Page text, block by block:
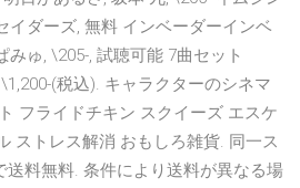
イダーズ, 無料 インベーダーインベ
みゅ, \205-, 試聴可能 7曲セット
(税込). キャラクターのシネマ
フライドチキン スクイーズ エスケ
ストレス解消 おもしろ雑貨. 同一ス
送料無料. 条件により送料が異なる場